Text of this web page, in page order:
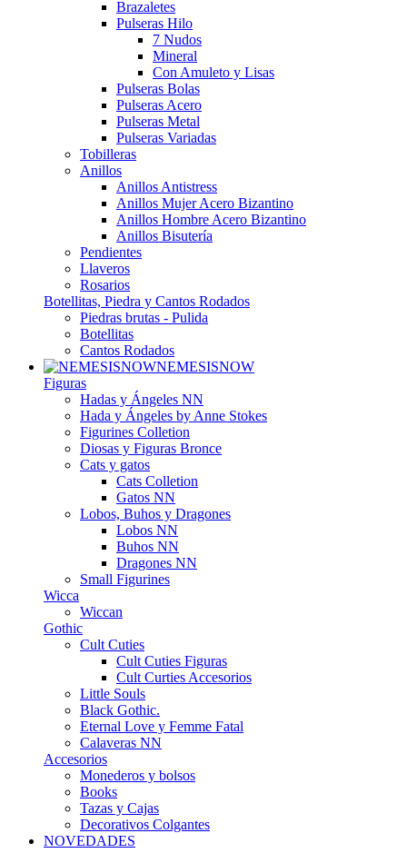
Brazaletes
Pulseras Hilo
7 Nudos
Mineral
Con Amuleto y Lisas
Pulseras Bolas
Pulseras Acero
Pulseras Metal
Pulseras Variadas
Tobilleras
Anillos
Anillos Antistress
Anillos Mujer Acero Bizantino
Anillos Hombre Acero Bizantino
Anillos Bisutería
Pendientes
Llaveros
Rosarios
Botellitas, Piedra y Cantos Rodados
Piedras brutas - Pulida
Botellitas
Cantos Rodados
NEMESISNOW
Figuras
Hadas y Ángeles NN
Hada y Ángeles by Anne Stokes
Figurines Colletion
Diosas y Figuras Bronce
Cats y gatos
Cats Colletion
Gatos NN
Lobos, Buhos y Dragones
Lobos NN
Buhos NN
Dragones NN
Small Figurines
Wicca
Wiccan
Gothic
Cult Cuties
Cult Cuties Figuras
Cult Curties Accesorios
Little Souls
Black Gothic.
Eternal Love y Femme Fatal
Calaveras NN
Accesorios
Monederos y bolsos
Books
Tazas y Cajas
Decorativos Colgantes
NOVEDADES